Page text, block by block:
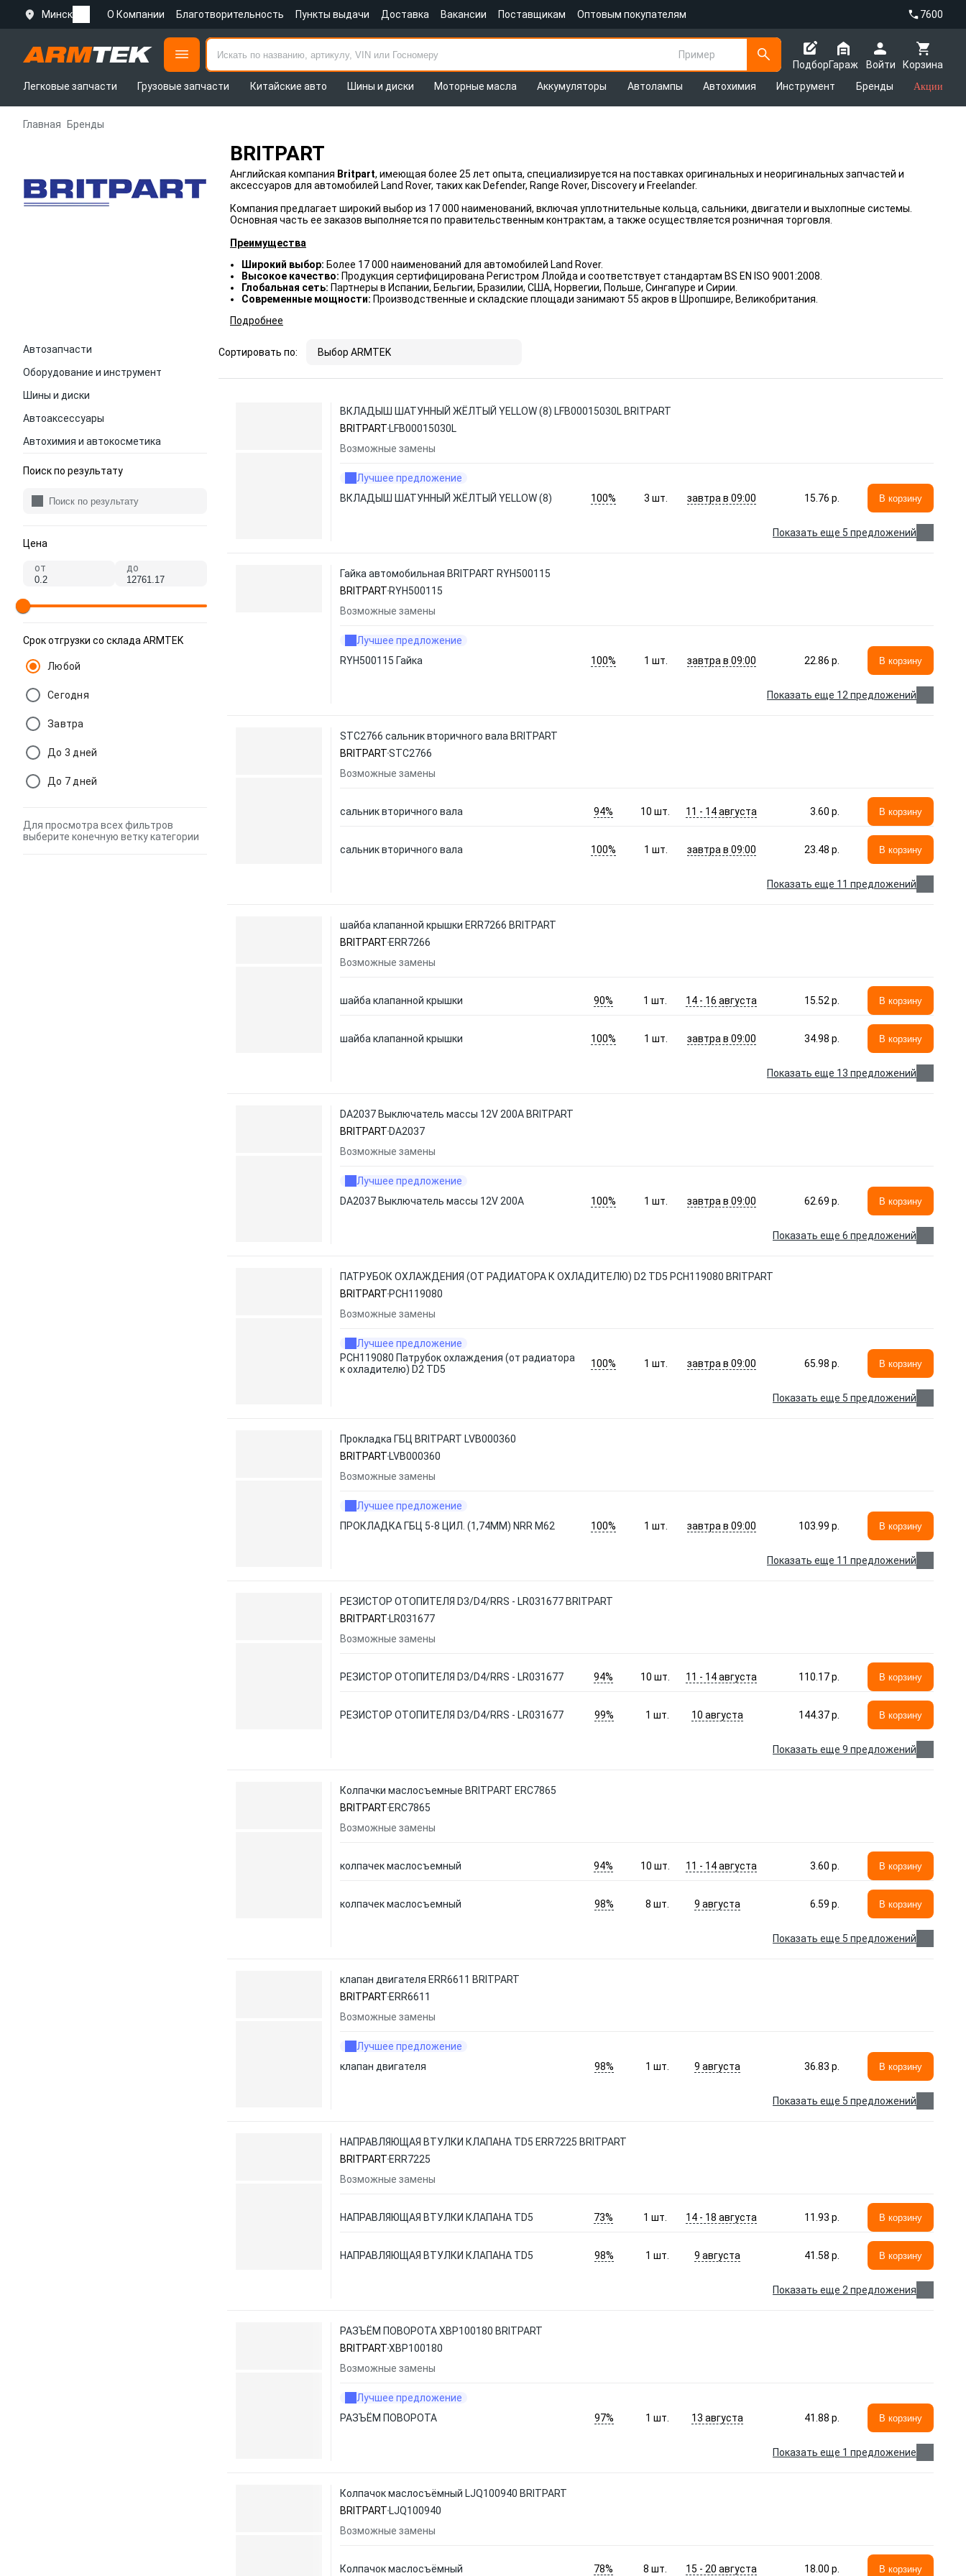
Минск О Компании Благотворительность Пункты выдачи Доставка Вакансии Поставщикам Оптовым покупателям 7600
Пример
Подбор
Корзина
Гараж
Войти
Легковые запчасти
Грузовые запчасти Китайские авто Шины и диски Моторные масла Аккумуляторы Автолампы Автохимия Инструмент Бренды Акции
Главная Бренды
BRITPART
Английская компания Britpart, имеющая более 25 лет опыта, специализируется на поставках оригинальных и неоригинальных запчастей и
аксессуаров для автомобилей Land Rover, таких как Defender, Range Rover, Discovery и Freelander.
Компания предлагает широкий выбор из 17 000 наименований, включая уплотнительные кольца, сальники, двигатели и выхлопные системы.
Основная часть ее заказов выполняется по правительственным контрактам, а также осуществляется розничная торговля.
Преимущества
Широкий выбор: Более 17 000 наименований для автомобилей Land Rover.
Высокое качество: Продукция сертифицирована Регистром Ллойда и соответствует стандартам BS EN ISO 9001:2008.
Глобальная сеть: Партнеры в Испании, Бельгии, Бразилии, США, Норвегии, Польше, Сингапуре и Сирии.
Современные мощности: Производственные и складские площади занимают 55 акров в Шропшире, Великобритания.
Подробнее
Автозапчасти
Оборудование и инструмент
Шины и диски
Автоаксессуары
Автохимия и автокосметика
Поиск по результату
Цена
от до
Срок отгрузки со склада ARMTEK
Любой
Сегодня
Завтра
До 3 дней
До 7 дней
Для просмотра всех фильтров
выберите конечную ветку категории
Сортировать по: Выбор ARMTEK
ВКЛАДЫШ ШАТУННЫЙ ЖЁЛТЫЙ YELLOW (8) LFB00015030L BRITPART
BRITPART LFB00015030L
Возможные замены
Лучшее предложение
ВКЛАДЫШ ШАТУННЫЙ ЖЁЛТЫЙ YELLOW (8)
100% 3шт. завтра в 09:00 15.76 p. В корзину
Показать еще 5 предложений
Гайка автомобильная BRITPART RYH500115
BRITPART RYH500115
Возможные замены
Лучшее предложение
RYH500115 Гайка
100% 1шт. завтра в 09:00 22.86 p. В корзину
Показать еще 12 предложений
STC2766 сальник вторичного вала BRITPART
BRITPARTSTC2766
Возможные замены
сальник вторичного вала 94% 10 шт. 11 - 14 августа 3.60 p. В корзину
сальник вторичного вала 100% 1шт. завтра в 09:00 23.48 p. В корзину
Показать еще 11 предложений
шайба клапанной крышки ERR7266 BRITPART
BRITPART ERR7266
Возможные замены
шайба клапанной крышки 90% 1 шт. 14 - 16 августа 15.52 p. В корзину
шайба клапанной крышки 100% 1шт. завтра в 09:00 34.98 p. В корзину
Показать еще 13 предложений
DA2037 Выключатель массы 12V 200А BRITPART
BRITPART DA2037
Возможные замены
Лучшее предложение
DA2037 Выключатель массы 12V 200А
100% 1шт. завтра в 09:00 62.69 p. В корзину
Показать еще 6 предложений
ПАТРУБОК ОХЛАЖДЕНИЯ (ОТ РАДИАТОРА К ОХЛАДИТЕЛЮ) D2 TD5 PCH119080 BRITPART
BRITPART PCH119080
Возможные замены
Лучшее предложение
PCH119080 Патрубок охлаждения (от радиатора
к охладителю) D2 TD5
100% 1шт. завтра в 09:00 65.98 p. В корзину
Показать еще 5 предложений
Прокладка ГБЦ BRITPART LVB000360
BRITPART LVB000360
Возможные замены
Лучшее предложение
ПРОКЛАДКА ГБЦ 5-8 ЦИЛ. (1,74ММ) NRR M62
100% 1шт. завтра в 09:00 103.99 p. В корзину
Показать еще 11 предложений
РЕЗИСТОР ОТОПИТЕЛЯ D3/D4/RRS - LR031677 BRITPART
BRITPART LR031677
Возможные замены
РЕЗИСТОР ОТОПИТЕЛЯ D3/D4/RRS - LR031677 94% 10 шт. 11 - 14 августа 110.17 p. В корзину
РЕЗИСТОР ОТОПИТЕЛЯ D3/D4/RRS - LR031677 99% 1шт. 10 августа 144.37 p. В корзину
Показать еще 9 предложений
Колпачки маслосъемные BRITPART ERC7865
BRITPART ERC7865
Возможные замены
колпачек маслосъемный 94% 10 шт. 11 - 14 августа 3.60 p. В корзину
колпачек маслосъемный 98% 8шт. 9 августа 6.59 p. В корзину
Показать еще 5 предложений
клапан двигателя ERR6611 BRITPART
BRITPART ERR6611
Возможные замены
Лучшее предложение
клапан двигателя
98% 1шт. 9 августа 36.83 p. В корзину
Показать еще 5 предложений
НАПРАВЛЯЮЩАЯ ВТУЛКИ КЛАПАНА TD5 ERR7225 BRITPART
BRITPART ERR7225
Возможные замены
НАПРАВЛЯЮЩАЯ ВТУЛКИ КЛАПАНА TD5 73% 1 шт. 14 - 18 августа 11.93 p. В корзину
НАПРАВЛЯЮЩАЯ ВТУЛКИ КЛАПАНА TD5 98% 1шт. 9 августа 41.58 p. В корзину
Показать еще 2 предложения
РАЗЪЁМ ПОВОРОТА XBP100180 BRITPART
BRITPARTXBP100180
Возможные замены
Лучшее предложение
РАЗЪЁМ ПОВОРОТА
97% 1шт. 13 августа 41.88 p. В корзину
Показать еще 1 предложение
Колпачок маслосъёмный LJQ100940 BRITPART
BRITPART LJQ100940
Возможные замены
Колпачок маслосъёмный 78% 8 шт. 15 - 20 августа 18.00 p. В корзину